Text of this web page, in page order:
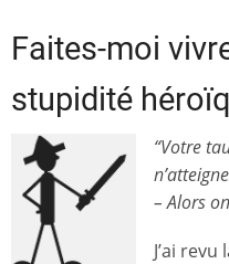
Faites-moi
stupidité
“Votre
– Alors
J’ai